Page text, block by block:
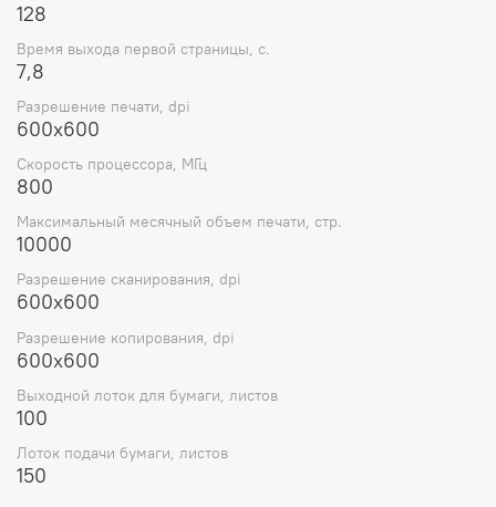
128
Время выхода первой страницы, с.
7,8
Разрешение печати, dpi
600х600
Скорость процессора, МГц
800
Максимальный месячный объем печати, стр.
10000
Разрешение сканирования, dpi
600х600
Разрешение копирования, dpi
600х600
Выходной лоток для бумаги, листов
100
Лоток подачи бумаги, листов
150